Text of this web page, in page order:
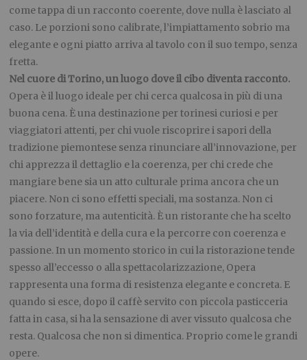
come tappa di un racconto coerente, dove nulla è lasciato al
caso. Le porzioni sono calibrate, l’impiattamento sobrio ma
elegante e ogni piatto arriva al tavolo con il suo tempo, senza
fretta.
Nel cuore di Torino, un luogo dove il cibo diventa racconto.
Opera è il luogo ideale per chi cerca qualcosa in più di una
buona cena. È una destinazione per torinesi curiosi e per
viaggiatori attenti, per chi vuole riscoprire i sapori della
tradizione piemontese senza rinunciare all’innovazione, per
chi apprezza il dettaglio e la coerenza, per chi crede che
mangiare bene sia un atto culturale prima ancora che un
piacere. Non ci sono effetti speciali, ma sostanza. Non ci
sono forzature, ma autenticità. È un ristorante che ha scelto
la via dell’identità e della cura e la percorre con coerenza e
passione. In un momento storico in cui la ristorazione tende
spesso all’eccesso o alla spettacolarizzazione, Opera
rappresenta una forma di resistenza elegante e concreta. E
quando si esce, dopo il caffè servito con piccola pasticceria
fatta in casa, si ha la sensazione di aver vissuto qualcosa che
resta. Qualcosa che non si dimentica. Proprio come le grandi
opere.